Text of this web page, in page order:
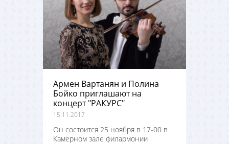
Армен Вартанян и Полина
Бойко приглашают на
концерт "РАКУРС"
15.11.2017
Он состоится 25 ноября в 17-00 в
Камерном зале филармонии